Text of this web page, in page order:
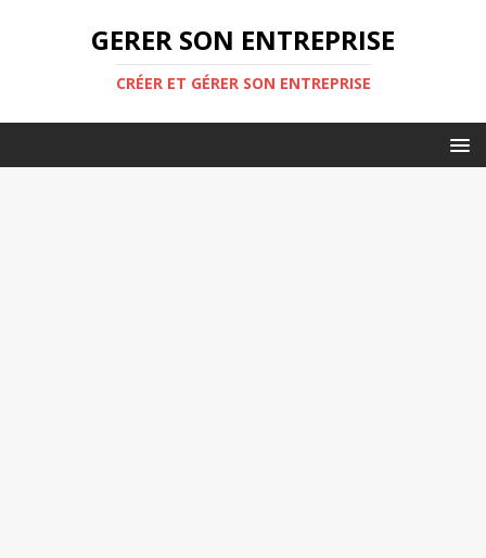
GERER SON ENTREPRISE
CRÉER ET GÉRER SON ENTREPRISE